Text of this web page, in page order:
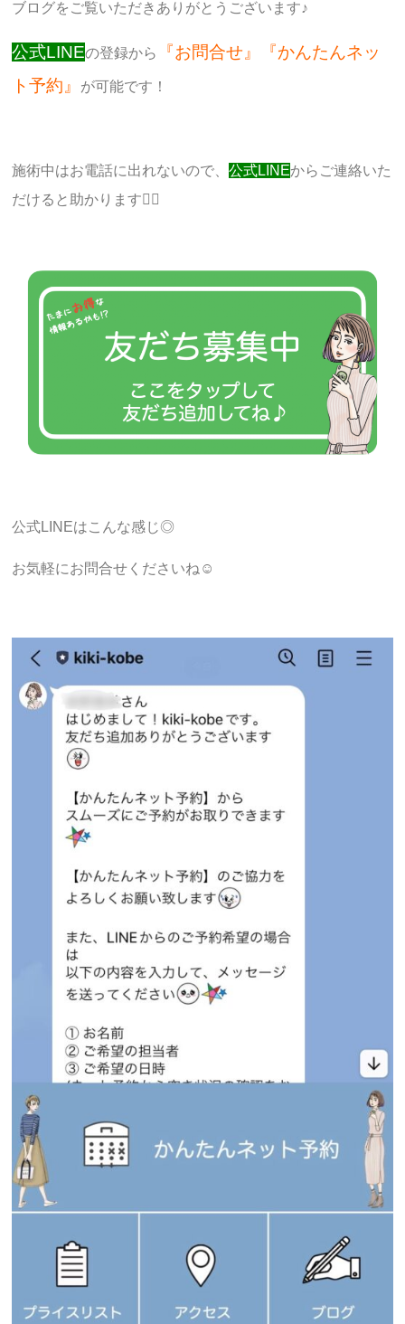
ブログをご覧いただきありがとうございます♪
公式LINEの登録から
『お問合せ』『かんたんネッ
ト予約』
が可能です！
施術中はお電話に出れないので、公式LINEからご連絡いた
だけると助かります🙇‍♀️
公式LINEはこんな感じ◎
お気軽にお問合せくださいね☺︎